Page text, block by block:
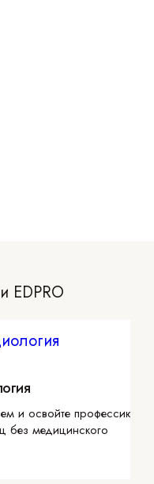
EDPRO
и освойте профессию с
медицинского